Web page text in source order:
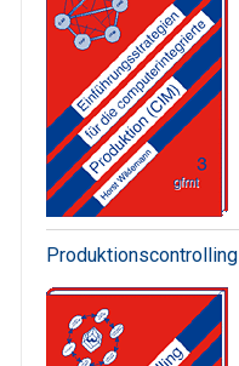
Produktionscontrolling